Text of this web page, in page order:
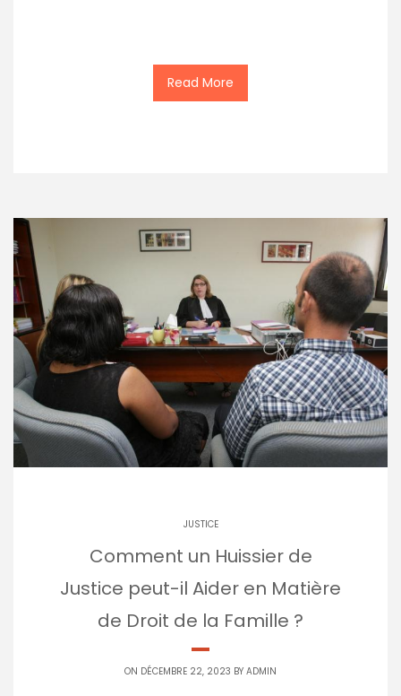
Read More
JUSTICE
Comment un Huissier de
Justice peut-il Aider en Matière
de Droit de la Famille ?
ON DÉCEMBRE 22, 2023 BY ADMIN